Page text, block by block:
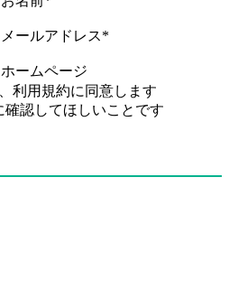
メールアドレス*
ホームページ
利用規約に同意します
認してほしいことです